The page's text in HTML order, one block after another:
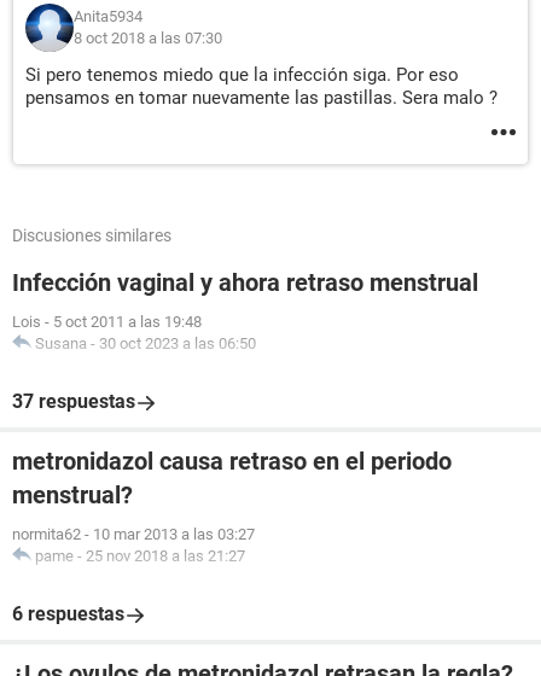
Anita5934
8 oct 2018 a las 07:30
Si pero tenemos miedo que la infección siga. Por eso
pensamos en tomar nuevamente las pastillas. Sera malo ?
Discusiones similares
Infección vaginal y ahora retraso menstrual
Lois - 5 oct 2011 a las 19:48
Susana - 30 oct 2023 a las 06:50
37 respuestas
metronidazol causa retraso en el periodo
menstrual?
normita62 - 10 mar 2013 a las 03:27
pame - 25 nov 2018 a las 21:27
6 respuestas